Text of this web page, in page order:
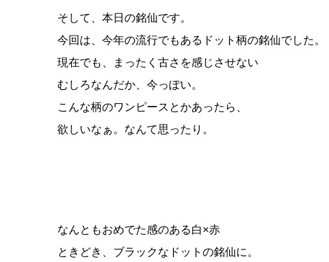
そして、本日の銘仙です。
今回は、今年の流行でもあるドット柄の銘仙でした。
現在でも、まったく古さを感じさせない
むしろなんだか、今っぽい。
こんな柄のワンピースとかあったら、
欲しいなぁ。なんて思ったり。
なんともおめでた感のある白×赤
ときどき、ブラックなドットの銘仙に。